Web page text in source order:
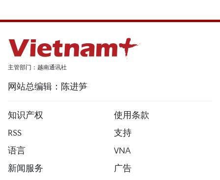
主管部门：越南通讯社
网站总编辑：陈进笋
知识产权
使用条款
RSS
支持
语言
VNA
新闻服务
广告